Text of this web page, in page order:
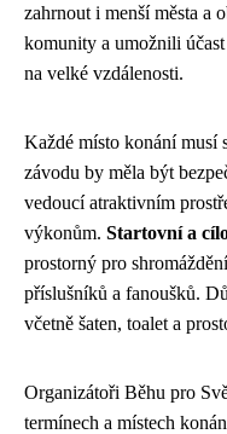
zahrnout i menší města a
komunity a umožnili
na velké vzdálenosti.
Každé místo konání musí
závodu by měla být
vedoucí atraktivním
výkonům. Startovní a
prostorný pro
příslušníků a fanoušků.
včetně šaten, toalet a
Organizátoři Běhu pro
termínech a místech